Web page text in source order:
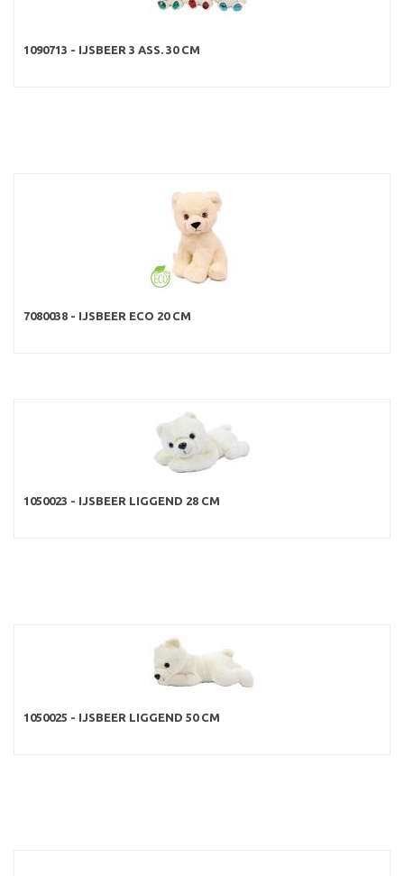
1090713 - IJSBEER 3 ASS. 30 CM
7080038 - IJSBEER ECO 20 CM
1050023 - IJSBEER LIGGEND 28 CM
1050025 - IJSBEER LIGGEND 50 CM